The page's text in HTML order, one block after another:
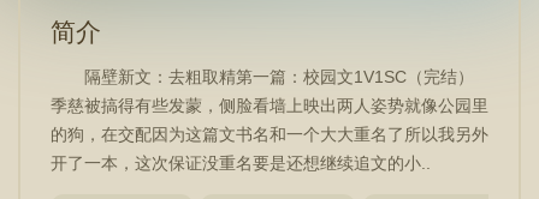
简介
隔壁新文：去粗取精第一篇：校园文1V1SC（完结）
季慈被搞得有些发蒙，侧脸看墙上映出两人姿势就像公园里
的狗，在交配因为这篇文书名和一个大大重名了所以我另外
开了一本，这次保证没重名要是还想继续追文的小..